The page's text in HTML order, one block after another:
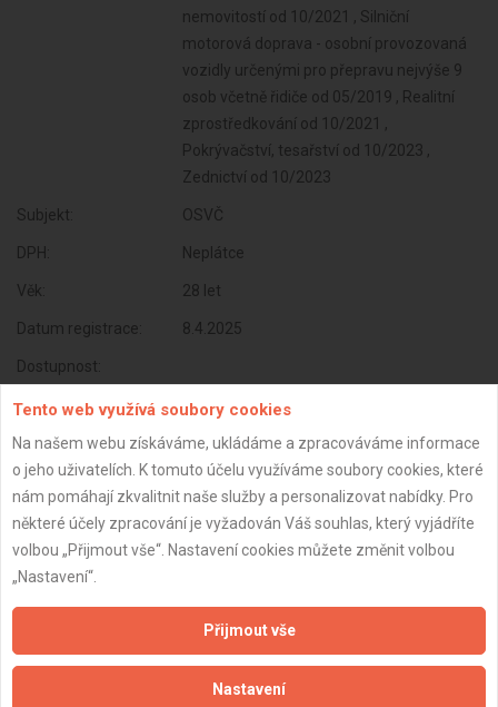
nemovitostí od 10/2021 , Silniční
motorová doprava - osobní provozovaná
vozidly určenými pro přepravu nejvýše 9
osob včetně řidiče od 05/2019 , Realitní
zprostředkování od 10/2021 ,
Pokrývačství, tesařství od 10/2023 ,
Zednictví od 10/2023
Subjekt: OSVČ
DPH: Neplátce
Věk: 28 let
Datum registrace: 8.4.2025
Dostupnost:
Tento web využívá soubory cookies
Na našem webu získáváme, ukládáme a zpracováváme informace
o jeho uživatelích. K tomuto účelu využíváme soubory cookies, které
nám pomáhají zkvalitnit naše služby a personalizovat nabídky. Pro
některé účely zpracování je vyžadován Váš souhlas, který vyjádříte
volbou „Přijmout vše“. Nastavení cookies můžete změnit volbou
„Nastavení“.
Přijmout vše
Nastavení